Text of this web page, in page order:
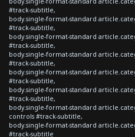
#track-subtitle,
body.single-format-standard
#track-subtitle,
body.single-format-standard
#track-subtitle,
body.single-format-standard
#track-subtitle,
body.single-format-standard
#track-subtitle,
body.single-format-standard
#track-subtitle,
body.single-format-standard
controls #track-subtitle,
body.single-format-standard
#track-subtitle